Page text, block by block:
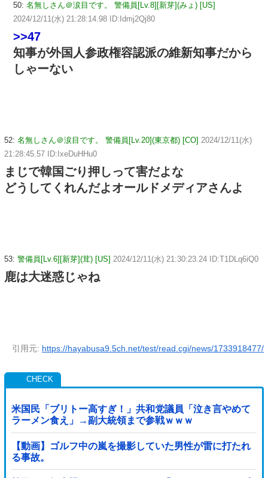
50: 名無しさん＠涙目です。 警備員[Lv.8][新芽](みょ) [US]
2024/12/11(水) 21:28:14.98 ID:Idmj2Qj80
>>47
知事が外国人参政権容認派の維新知事だから
しゃーない
52: 名無しさん＠涙目です。 警備員[Lv.20](東京都) [CO] 2024/12/11(水)
21:28:45.57 ID:IxeDuHHu0
まじで韓国ごり押しって害だよな
どうしてくれんだよオールドメディアさんよ
53: 警備員[Lv.6][新芽](茸) [US] 2024/12/11(水) 21:30:23.24 ID:T1DLq6iQ0
鹿は大迷惑じゃね
引用元: https://hayabusa9.5ch.net/test/read.cgi/news/1733918477/
米国民「ブリトー高すぎ！」共和党議員「泣き言やめて
ラーメン食え」→副大統領まで参戦ｗｗｗ
【動画】ゴルフ中の嵐を撮影していた男性が雷に打たれ
る事故。